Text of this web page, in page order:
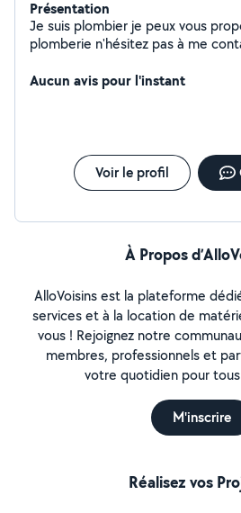
Présentation
Je suis plombier je peux vous
plomberie n'hésitez pas à me
de placo ou pause de parquet etc
Aucun avis pour l'instant
Voir le profil
À Propos
AlloVoisins est la plateforme
services et à la location de
vous ! Rejoignez notre
membres, professionnels et
votre quotidien pour
M'inscrire
Réalisez vos